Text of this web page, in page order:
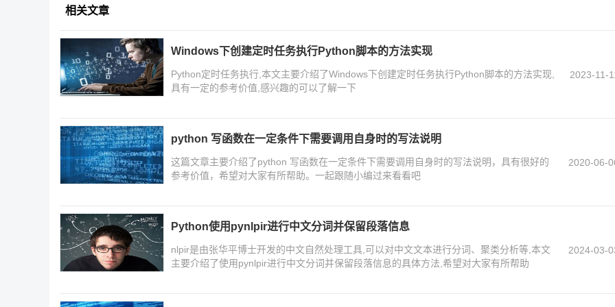
相关文章
Windows下创建定时任务执行Python脚本的方法实现
Python定时任务执行,本文主要介绍了Windows下创建定时任务执行Python脚本的方法实现,
具有一定的参考价值,感兴趣的可以了解一下
2023-11-
python 写函数在一定条件下需要调用自身时的写法说明
这篇文章主要介绍了python 写函数在一定条件下需要调用自身时的写法说明，具有很好的
参考价值，希望对大家有所帮助。一起跟随小编过来看看吧
2020-06-
Python使用pynlpir进行中文分词并保留段落信息
nlpir是由张华平博士开发的中文自然处理工具,可以对中文文本进行分词、聚类分析等,本文
主要介绍了使用pynlpir进行中文分词并保留段落信息的具体方法,希望对大家有所帮助
2024-03-